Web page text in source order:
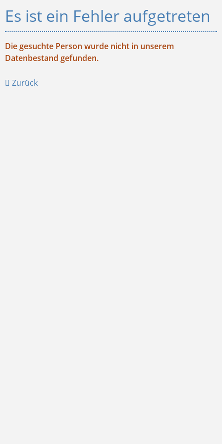
Es ist ein Fehler aufgetreten
Die gesuchte Person wurde nicht in unserem
Datenbestand gefunden.
Zurück